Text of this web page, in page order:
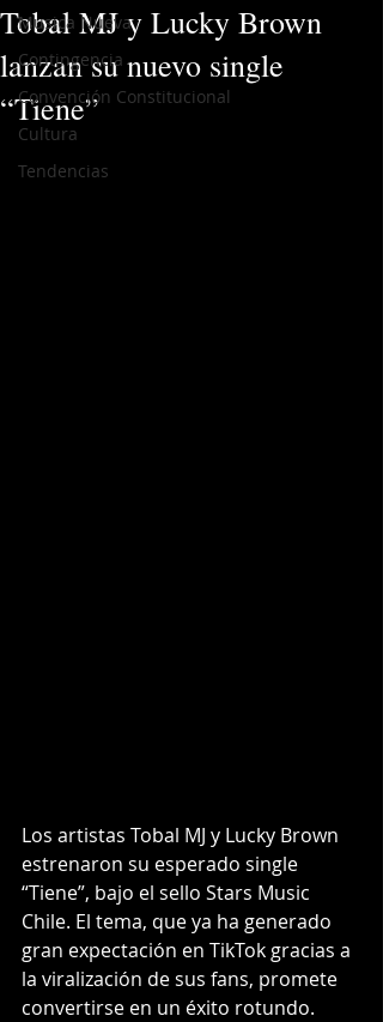
Musica Nueva
Contingencia
Convención Constitucional
Cultura
Tendencias
Tobal MJ y Lucky Brown
lanzan su nuevo single
“Tiene”
Los artistas Tobal MJ y Lucky Brown
estrenaron su esperado single
“Tiene”, bajo el sello Stars Music
Chile. El tema, que ya ha generado
gran expectación en TikTok gracias a
la viralización de sus fans, promete
convertirse en un éxito rotundo.